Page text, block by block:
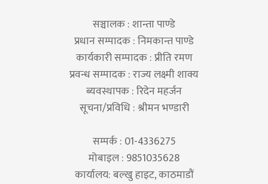
सञ्चालक : शान्ता पाण्डे
प्रधान सम्पादक : निमकान्त पाण्डे
कार्यकारी सम्पादक : प्रीति रमण
प्रवन्ध सम्पादक : राज्य लक्ष्मी शाक्य
ब्यवस्थापक : रिदेन महर्जन
सूचना/प्रविधि : श्रीमन भण्डारी
सम्पर्क : 01-4336275
मोबाइल : 9851035628
कार्यालय: बल्खु हाइट, काठमाडौं